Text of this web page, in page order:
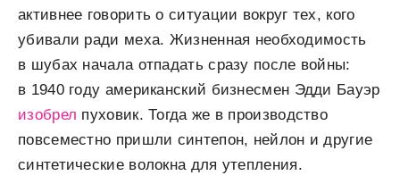
активнее говорить о ситуации вокруг тех, кого
убивали ради меха. Жизненная необходимость
в шубах начала отпадать сразу после войны:
в 1940 году американский бизнесмен Эдди Бауэр
изобрел пуховик. Тогда же в производство
повсеместно пришли синтепон, нейлон и другие
синтетические волокна для утепления.